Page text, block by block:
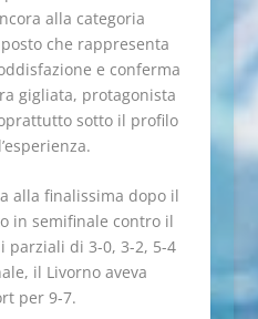
alla categoria
che rappresenta
e conferma
gigliata, protagonista
sotto il profilo
alla finalissima dopo il
in semifinale contro il
parziali di 3-0, 3-2, 5-4
il Livorno aveva
per 9-7.